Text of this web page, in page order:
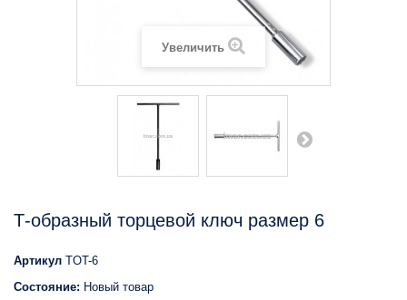
Увеличить
Т-образный торцевой ключ размер 6
Артикул TOT-6
Состояние: Новый товар